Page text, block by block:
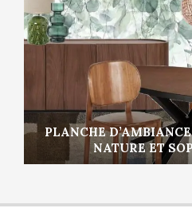
PLANCHE
NATURE ET